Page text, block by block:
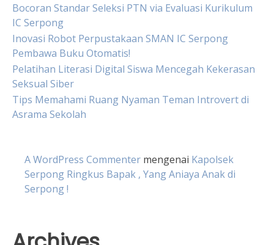
Bocoran Standar Seleksi PTN via Evaluasi Kurikulum
IC Serpong
Inovasi Robot Perpustakaan SMAN IC Serpong
Pembawa Buku Otomatis!
Pelatihan Literasi Digital Siswa Mencegah Kekerasan
Seksual Siber
Tips Memahami Ruang Nyaman Teman Introvert di
Asrama Sekolah
A WordPress Commenter mengenai Kapolsek
Serpong Ringkus Bapak , Yang Aniaya Anak di
Serpong !